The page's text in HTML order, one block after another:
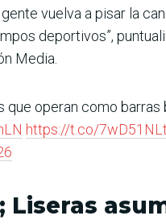
vuelva a pisar la
deportivos”,
Media.
operan como barras
https://t.co/